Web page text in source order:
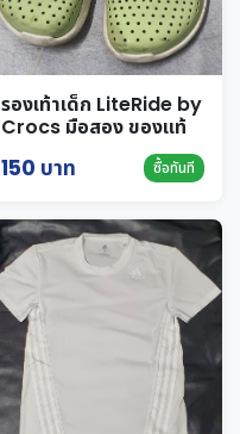
รองเท้าเด็ก LiteRide by
Crocs มือสอง ของแท้
150 บาท ซื้อทันที